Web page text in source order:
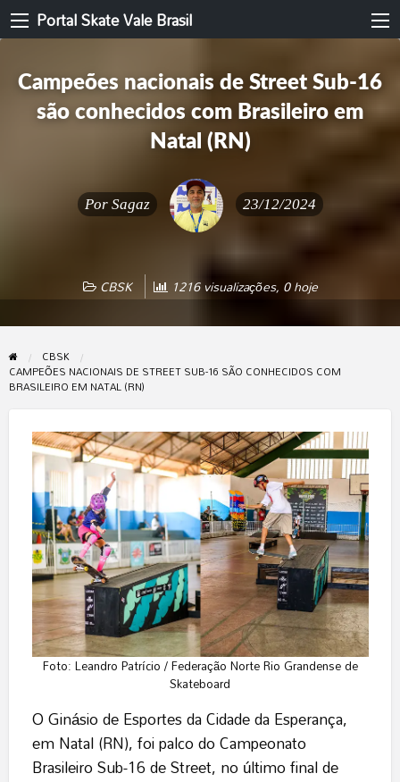
Portal Skate Vale Brasil
Campeões nacionais de Street Sub-16
são conhecidos com Brasileiro em
Natal (RN)
Por Sagaz 23/12/2024
CBSK 1216 visualizações, 0 hoje
CBSK
CAMPEÕES NACIONAIS DE STREET SUB-16 SÃO CONHECIDOS COM
BRASILEIRO EM NATAL (RN)
Foto: Leandro Patrício / Federação Norte Rio Grandense de
Skateboard
O Ginásio de Esportes da Cidade da Esperança,
em Natal (RN), foi palco do Campeonato
Brasileiro Sub-16 de Street, no último final de